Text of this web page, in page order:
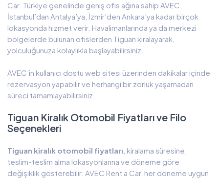
Car. Türkiye genelinde geniş ofis ağına sahip AVEC,
İstanbul’dan Antalya’ya, İzmir’den Ankara’ya kadar birçok
lokasyonda hizmet verir. Havalimanlarında ya da merkezi
bölgelerde bulunan ofislerden Tiguan kiralayarak,
yolculuğunuza kolaylıkla başlayabilirsiniz.
AVEC’in kullanıcı dostu web sitesi üzerinden dakikalar içinde
rezervasyon yapabilir ve herhangi bir zorluk yaşamadan
süreci tamamlayabilirsiniz.
Tiguan Kiralık Otomobil Fiyatları ve Filo
Seçenekleri
Tiguan kiralık otomobil fiyatları , kiralama süresine,
teslim-teslim alma lokasyonlarına ve döneme göre
değişiklik gösterebilir. AVEC Rent a Car, her döneme uygun